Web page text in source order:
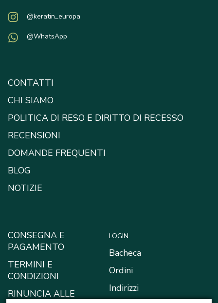
@keratin_europa
@WhatsApp
CONTATTI
CHI SIAMO
POLITICA DI RESO E DIRITTO DI RECESSO
RECENSIONI
DOMANDE FREQUENTI
BLOG
NOTIZIE
CONSEGNA E
PAGAMENTO
TERMINI E
CONDIZIONI
RINUNCIA ALLE
LOGIN
Bacheca
Ordini
Indirizzi